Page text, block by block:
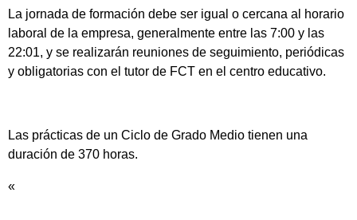
La jornada de formación debe ser igual o cercana al horario
laboral de la empresa, generalmente entre las 7:00 y las
22:01, y se realizarán reuniones de seguimiento, periódicas
y obligatorias con el tutor de FCT en el centro educativo.
Las prácticas de un Ciclo de Grado Medio tienen una
duración de 370 horas.
«